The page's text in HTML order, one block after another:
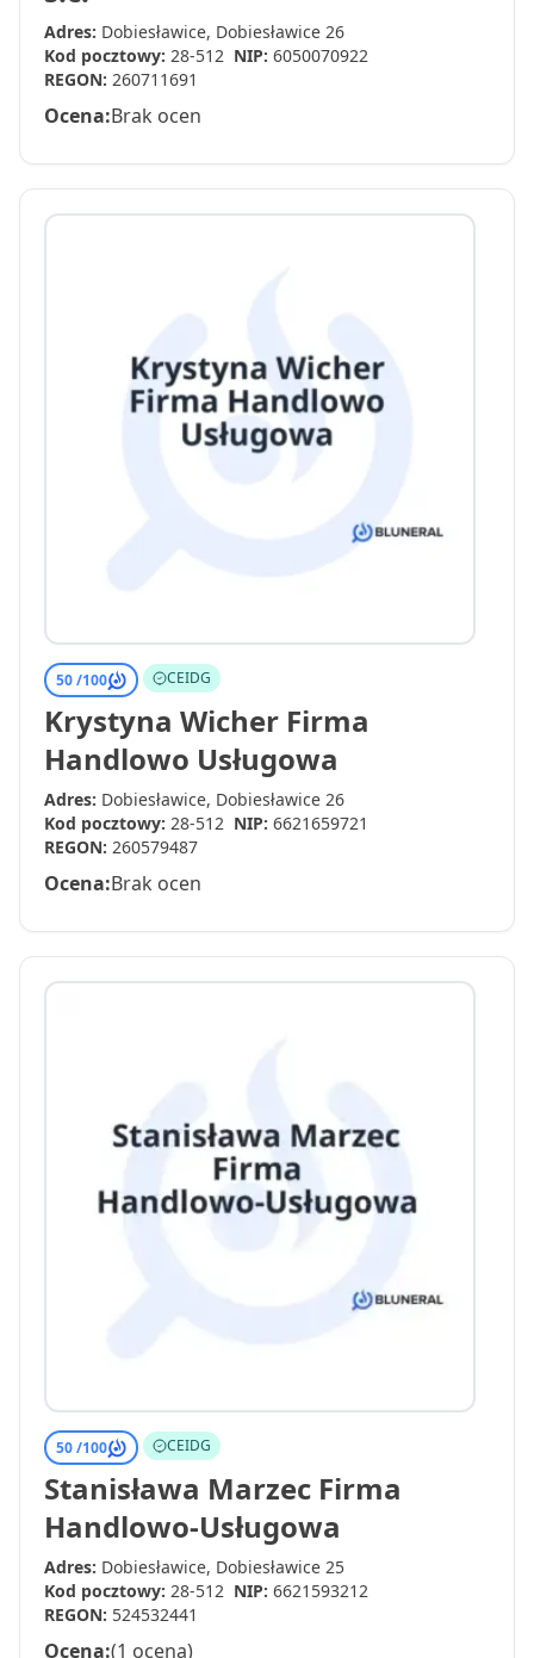
Adres: Dobiesławice, Dobiesławice 26
Kod pocztowy: 28-512 NIP: 6050070922
REGON: 260711691
Ocena:Brak ocen
50 /100 CEIDG
Krystyna Wicher Firma
Handlowo Usługowa
Adres: Dobiesławice, Dobiesławice 26
Kod pocztowy: 28-512 NIP: 6621659721
REGON: 260579487
Ocena:Brak ocen
50 /100 CEIDG
Stanisława Marzec Firma
Handlowo-Usługowa
Adres: Dobiesławice, Dobiesławice 25
Kod pocztowy: 28-512 NIP: 6621593212
REGON: 524532441
Ocena:(1 ocena)